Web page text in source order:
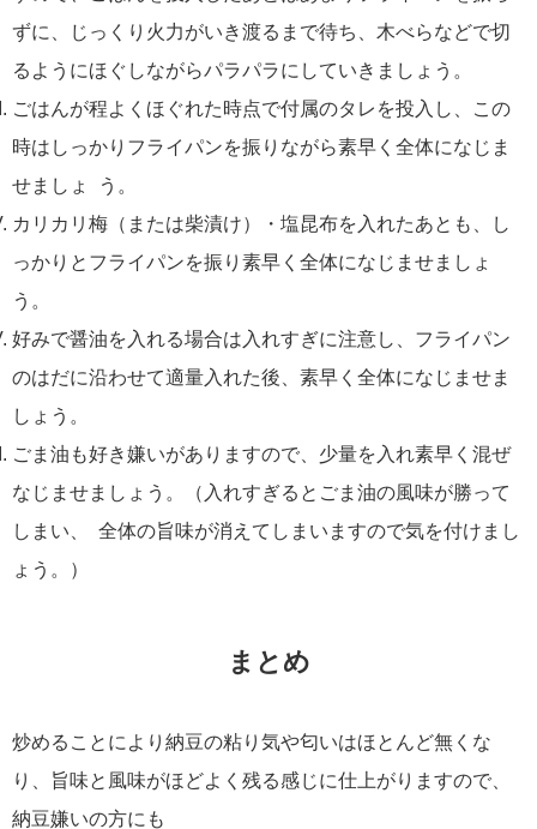
ずに、じっくり火力がいき渡るまで待ち、木べらなどで切
るようにほぐしながらパラパラにしていきましょう。
ごはんが程よくほぐれた時点で付属のタレを投入し、この
時はしっかりフライパンを振りながら素早く全体になじま
せましょ う。
カリカリ梅（または柴漬け）・塩昆布を入れたあとも、し
っかりとフライパンを振り素早く全体になじませましょ
う。
好みで醤油を入れる場合は入れすぎに注意し、フライパン
のはだに沿わせて適量入れた後、素早く全体になじませま
しょう。
ごま油も好き嫌いがありますので、少量を入れ素早く混ぜ
なじませましょう。（入れすぎるとごま油の風味が勝って
しまい、 全体の旨味が消えてしまいますので気を付けまし
ょう。）
まとめ
炒めることにより納豆の粘り気や匂いはほとんど無くな
り、旨味と風味がほどよく残る感じに仕上がりますので、
納豆嫌いの方にも